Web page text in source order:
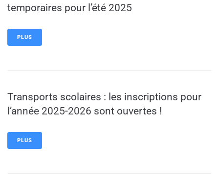
temporaires pour l’été 2025
PLUS
Transports scolaires : les inscriptions pour
l’année 2025-2026 sont ouvertes !
PLUS